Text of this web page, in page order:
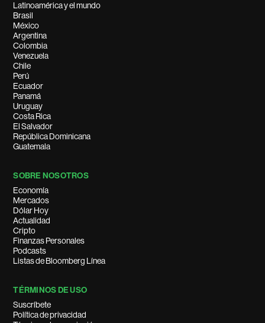
Latinoamérica y el mundo
Brasil
México
Argentina
Colombia
Venezuela
Chile
Perú
Ecuador
Panamá
Uruguay
Costa Rica
El Salvador
República Dominicana
Guatemala
SOBRE NOSOTROS
Economía
Mercados
Dólar Hoy
Actualidad
Cripto
Finanzas Personales
Podcasts
Listas de Bloomberg Línea
TÉRMINOS DE USO
Suscríbete
Política de privacidad